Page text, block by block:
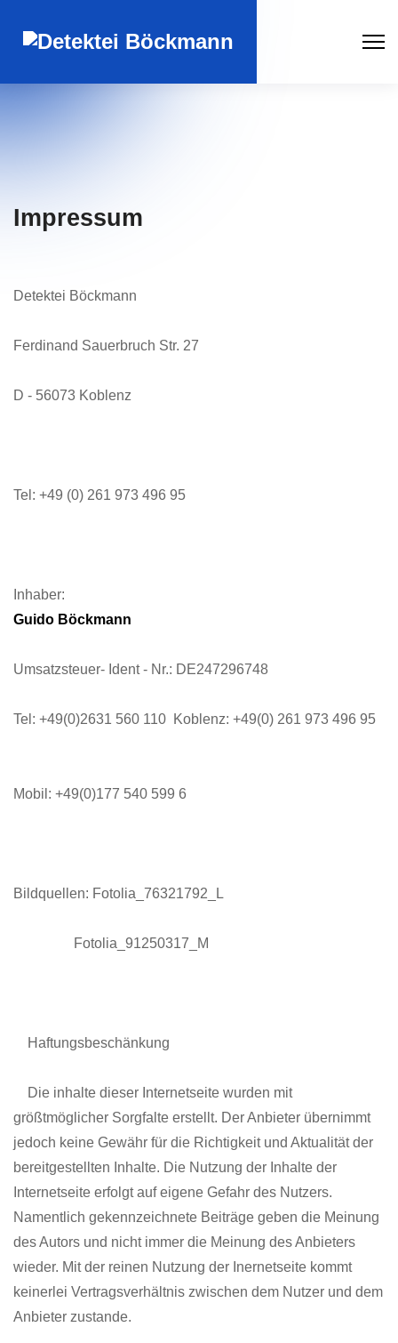
Impressum
Detektei Böckmann
Ferdinand Sauerbruch Str. 27
D - 56073 Koblenz
Tel: +49 (0) 261 973 496 95
Inhaber:
Guido Böckmann
Umsatzsteuer- Ident - Nr.: DE247296748
Tel: +49(0)2631 560 110 Koblenz: +49(0) 261 973 496 95
Mobil: +49(0)177 540 599 6
Bildquellen: Fotolia_76321792_L
Fotolia_91250317_M
Haftungsbeschänkung
Die inhalte dieser Internetseite wurden mit
größtmöglicher Sorgfalte erstellt. Der Anbieter übernimmt
jedoch keine Gewähr für die Richtigkeit und Aktualität der
bereitgestellten Inhalte. Die Nutzung der Inhalte der
Internetseite erfolgt auf eigene Gefahr des Nutzers.
Namentlich gekennzeichnete Beiträge geben die Meinung
des Autors und nicht immer die Meinung des Anbieters
wieder. Mit der reinen Nutzung der Inernetseite kommt
keinerlei Vertragsverhältnis zwischen dem Nutzer und dem
Anbieter zustande.